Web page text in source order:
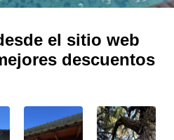
el sitio web
descuentos